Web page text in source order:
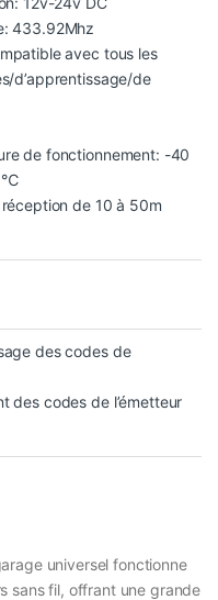
433.92Mhz
avec tous les
d’apprentissage/de
de fonctionnement: -40
℃
de 10 à 50m
des codes de
des codes de l’émetteur
universel fonctionne
sans fil, offrant une grande